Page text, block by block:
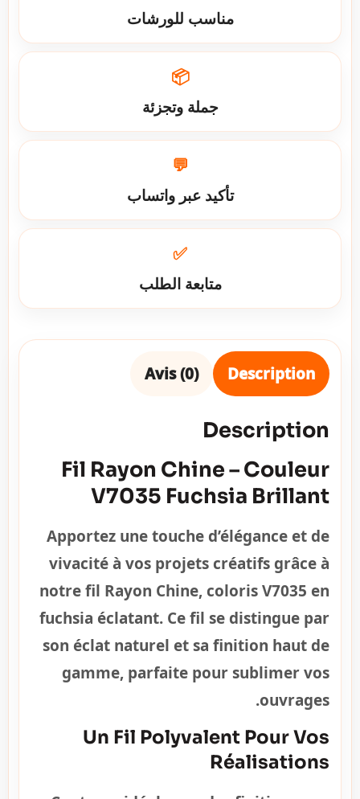
مناسب للورشات
📦
جملة وتجزئة
💬
تأكيد عبر واتساب
✅
متابعة الطلب
Description
Avis (0)
Description
Fil Rayon Chine – Couleur
V7035 Fuchsia Brillant
Apportez une touche d’élégance et de
vivacité à vos projets créatifs grâce à
notre fil Rayon Chine, coloris V7035 en
fuchsia éclatant. Ce fil se distingue par
son éclat naturel et sa finition haut de
gamme, parfaite pour sublimer vos
ouvrages.
Un Fil Polyvalent Pour Vos
Réalisations